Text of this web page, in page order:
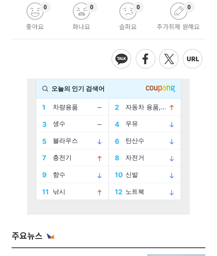
좋아요
0
화나요
0
슬퍼요
0
추가취재 원해요
0
주요뉴스